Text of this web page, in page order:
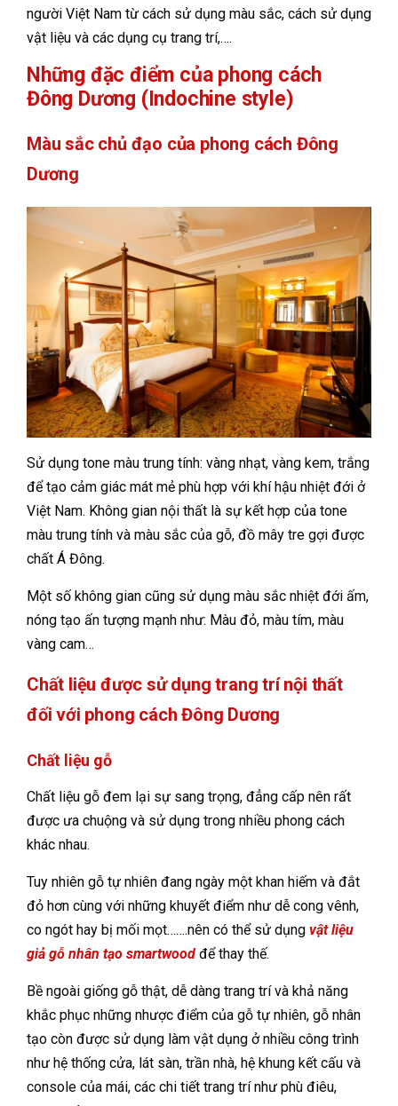
người Việt Nam từ cách sử dụng màu sắc, cách sử dụng
vật liệu và các dụng cụ trang trí,….
Những đặc điểm của phong cách
Đông Dương (Indochine style)
Màu sắc chủ đạo của phong cách Đông
Dương
Sử dụng tone màu trung tính: vàng nhạt, vàng kem, trắng
để tạo cảm giác mát mẻ phù hợp với khí hậu nhiệt đới ở
Việt Nam. Không gian nội thất là sự kết hợp của tone
màu trung tính và màu sắc của gỗ, đồ mây tre gợi được
chất Á Đông.
Một số không gian cũng sử dụng màu sắc nhiệt đới ấm,
nóng tạo ấn tượng mạnh như: Màu đỏ, màu tím, màu
vàng cam…
Chất liệu được sử dụng trang trí nội thất
đối với phong cách Đông Dương
Chất liệu gỗ
Chất liệu gỗ đem lại sự sang trọng, đẳng cấp nên rất
được ưa chuộng và sử dụng trong nhiều phong cách
khác nhau.
Tuy nhiên gỗ tự nhiên đang ngày một khan hiếm và đắt
đỏ hơn cùng với những khuyết điểm như dễ cong vênh,
co ngót hay bị mối mọt…….nên có thể sử dụng vật liệu
giả gỗ nhân tạo smartwood để thay thế.
Bề ngoài giống gỗ thật, dễ dàng trang trí và khả năng
khắc phục những nhược điểm của gỗ tự nhiên, gỗ nhân
tạo còn được sử dụng làm vật dụng ở nhiều công trình
như hệ thống cửa, lát sàn, trần nhà, hệ khung kết cấu và
console của mái, các chi tiết trang trí như phù điêu,